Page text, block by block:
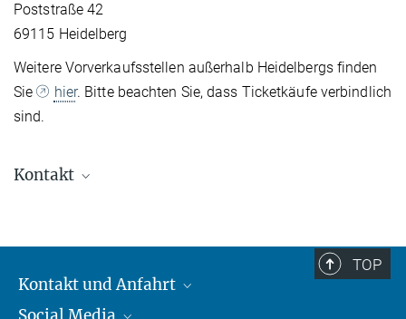
Poststraße 42
69115 Heidelberg
Weitere Vorverkaufsstellen außerhalb Heidelbergs finden
Sie
hier. Bitte beachten Sie, dass Ticketkäufe verbindlich
sind.
Kontakt
+49 6221 528-134
TOP
Kontakt und Anfahrt